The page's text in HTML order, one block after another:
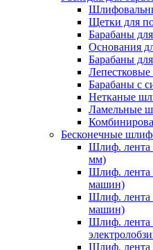
Щетки для
Барабаны
Основания
Барабаны
Барабаны с
Нетканые
Ламельные
Бесконечные
Шлиф. лента
мм)
Шлиф. лента
машин)
Шлиф. лента
машин)
Шлиф. лента
Шлиф. лента